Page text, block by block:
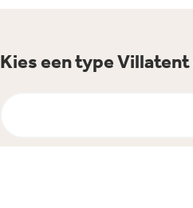
Kies een type